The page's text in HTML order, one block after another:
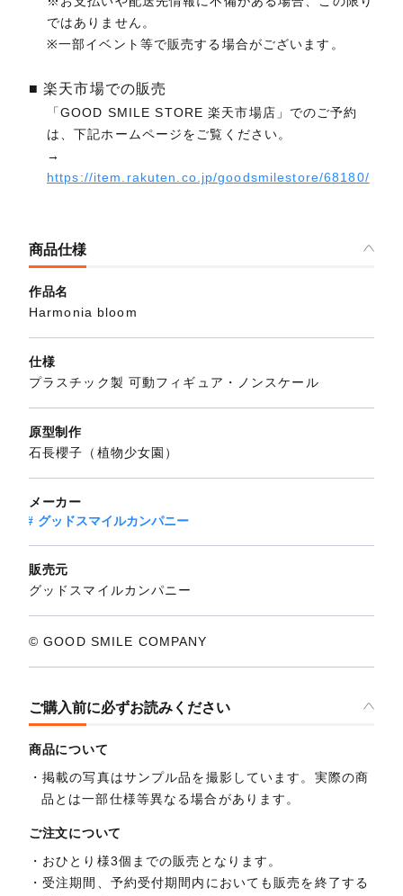
ではありません。
※一部イベント等で販売する場合がございます。
■ 楽天市場での販売
「GOOD SMILE STORE 楽天市場店」でのご予約
は、下記ホームページをご覧ください。
→
https://item.rakuten.co.jp/goodsmilestore/68180/
商品仕様
作品名
Harmonia bloom
仕様
プラスチック製 可動フィギュア・ノンスケール
原型制作
石長櫻子（植物少女園）
メーカー
グッドスマイルカンパニー
販売元
グッドスマイルカンパニー
© GOOD SMILE COMPANY
ご購入前に必ずお読みください
商品について
掲載の写真はサンプル品を撮影しています。実際の商
品とは一部仕様等異なる場合があります。
ご注文について
おひとり様3個までの販売となります。
受注期間、予約受付期間内においても販売を終了する